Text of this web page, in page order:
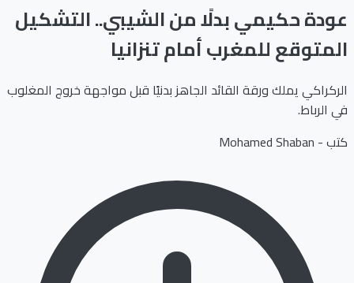
عودة حكيمي بدلًا من الشيبي.. التشكيل
المتوقع للمغرب أمام تنزانيا
الركراكي يملك ورقة القائد الجاهز بدنيًا قبل مواجهة خروج المغلوب
في الرباط.
كتب - Mohamed Shaban